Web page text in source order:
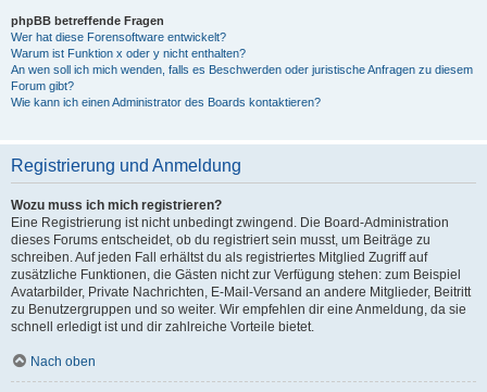
phpBB betreffende Fragen
Wer hat diese Forensoftware entwickelt?
Warum ist Funktion x oder y nicht enthalten?
An wen soll ich mich wenden, falls es Beschwerden oder juristische Anfragen zu diesem
Forum gibt?
Wie kann ich einen Administrator des Boards kontaktieren?
Registrierung und Anmeldung
Wozu muss ich mich registrieren?
Eine Registrierung ist nicht unbedingt zwingend. Die Board-Administration
dieses Forums entscheidet, ob du registriert sein musst, um Beiträge zu
schreiben. Auf jeden Fall erhältst du als registriertes Mitglied Zugriff auf
zusätzliche Funktionen, die Gästen nicht zur Verfügung stehen: zum Beispiel
Avatarbilder, Private Nachrichten, E-Mail-Versand an andere Mitglieder, Beitritt
zu Benutzergruppen und so weiter. Wir empfehlen dir eine Anmeldung, da sie
schnell erledigt ist und dir zahlreiche Vorteile bietet.
Nach oben